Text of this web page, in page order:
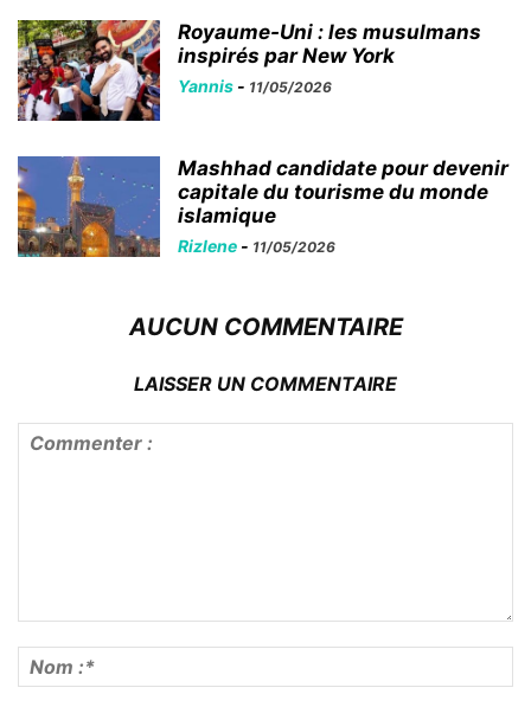
Royaume-Uni : les musulmans
inspirés par New York
Yannis - 11/05/2026
Mashhad candidate pour devenir
capitale du tourisme du monde
islamique
Rizlene - 11/05/2026
AUCUN COMMENTAIRE
LAISSER UN COMMENTAIRE